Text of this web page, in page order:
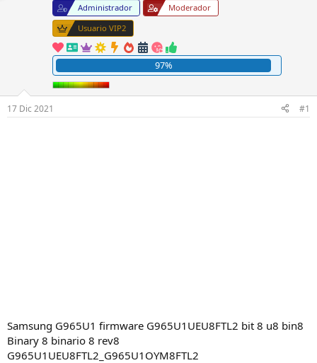
Administrador
Moderador
Usuario VIP2
97%
17 Dic 2021 #1
Samsung G965U1 firmware G965U1UEU8FTL2 bit 8 u8 bin8
Binary 8 binario 8 rev8
G965U1UEU8FTL2_G965U1OYM8FTL2